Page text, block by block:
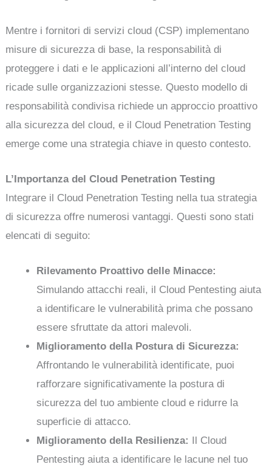
Mentre i fornitori di servizi cloud (CSP) implementano
misure di sicurezza di base, la responsabilità di
proteggere i dati e le applicazioni all’interno del cloud
ricade sulle organizzazioni stesse. Questo modello di
responsabilità condivisa richiede un approccio proattivo
alla sicurezza del cloud, e il Cloud Penetration Testing
emerge come una strategia chiave in questo contesto.
L’Importanza del Cloud Penetration Testing
Integrare il Cloud Penetration Testing nella tua strategia
di sicurezza offre numerosi vantaggi. Questi sono stati
elencati di seguito:
Rilevamento Proattivo delle Minacce:
Simulando attacchi reali, il Cloud Pentesting aiuta
a identificare le vulnerabilità prima che possano
essere sfruttate da attori malevoli.
Miglioramento della Postura di Sicurezza:
Affrontando le vulnerabilità identificate, puoi
rafforzare significativamente la postura di
sicurezza del tuo ambiente cloud e ridurre la
superficie di attacco.
Miglioramento della Resilienza: Il Cloud
Pentesting aiuta a identificare le lacune nel tuo